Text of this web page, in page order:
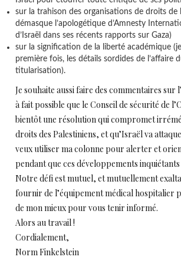
sur la trahison des organisations de droits de
démasque l’apologétique d’Amnesty
d’Israël dans ses récents rapports sur Gaza)
sur la signification de la liberté académique
première fois, les détails sordides de l’affaire
titularisation).
Je souhaite aussi faire des commentaires sur
à fait possible que le Conseil de sécurité de
bientôt une résolution qui compromet
droits des Palestiniens, et qu’Israël va
veux utiliser ma colonne pour alerter et
pendant que ces développements
Notre défi est mutuel, et mutuellement
fournir de l’équipement médical hospitalier
de mon mieux pour vous tenir informé.
Alors au travail !
Cordialement,
Norm Finkelstein